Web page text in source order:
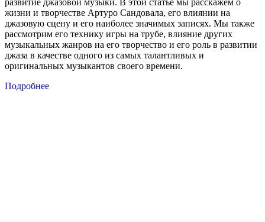
жизни и творчестве Артуро Сандовала, его влиянии на
джазовую сцену и его наиболее значимых записях. Мы также
рассмотрим его технику игры на трубе, влияние других
музыкальных жанров на его творчество и его роль в развитии
джаза в качестве одного из самых талантливых и
оригинальных музыкантов своего времени.
Подробнее